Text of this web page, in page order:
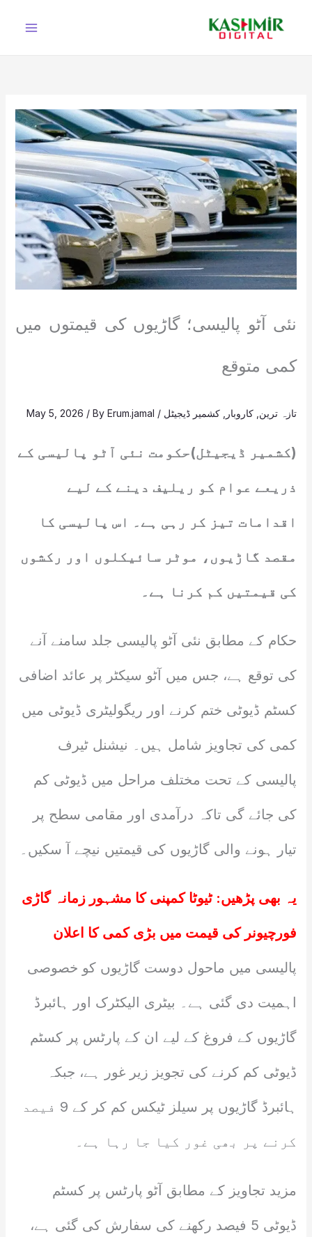
نئی آٹو پالیسی؛ گاڑیوں کی قیمتوں میں
کمی متوقع
تازہ ترین کاروبار کشمیر ڈیجیٹل /
May 5, 2026 / ByErum.jamal
(کشمیر ڈیجیٹل)حکومت نئی آٹو پالیسی کے
ذریعے عوام کو ریلیف دینے کے لیے
اقدامات تیز کر رہی ہے۔ اس پالیسی کا
مقصد گاڑیوں، موٹر سائیکلوں اور رکشوں
کی قیمتیں کم کرنا ہے۔
حکام کے مطابق نئی آٹو پالیسی جلد سامنے آنے
کی توقع ہے، جس میں آٹو سیکٹر پر عائد اضافی
کسٹم ڈیوٹی ختم کرنے اور ریگولیٹری ڈیوٹی میں
کمی کی تجاویز شامل ہیں۔ نیشنل ٹیرف
پالیسی کے تحت مختلف مراحل میں ڈیوٹی کم
کی جائے گی تاکہ درآمدی اور مقامی سطح پر
تیار ہونے والی گاڑیوں کی قیمتیں نیچے آ سکیں۔
یہ بھی پڑھیں:ٹیوٹا کمپنی کا مشہور زمانہ گاڑی
فورچیونر کی قیمت میں بڑی کمی کا اعلان
پالیسی میں ماحول دوست گاڑیوں کو خصوصی
اہمیت دی گئی ہے۔ بیٹری الیکٹرک اور ہائبرڈ
گاڑیوں کے فروغ کے لیے ان کے پارٹس پر کسٹم
ڈیوٹی کم کرنے کی تجویز زیر غور ہے، جبکہ
ہائبرڈ گاڑیوں پر سیلز ٹیکس کم کر کے 9 فیصد
کرنے پر بھی غور کیا جا رہا ہے۔
مزید تجاویز کے مطابق آٹو پارٹس پر کسٹم
ڈیوٹی 5 فیصد رکھنے کی سفارش کی گئی ہے،